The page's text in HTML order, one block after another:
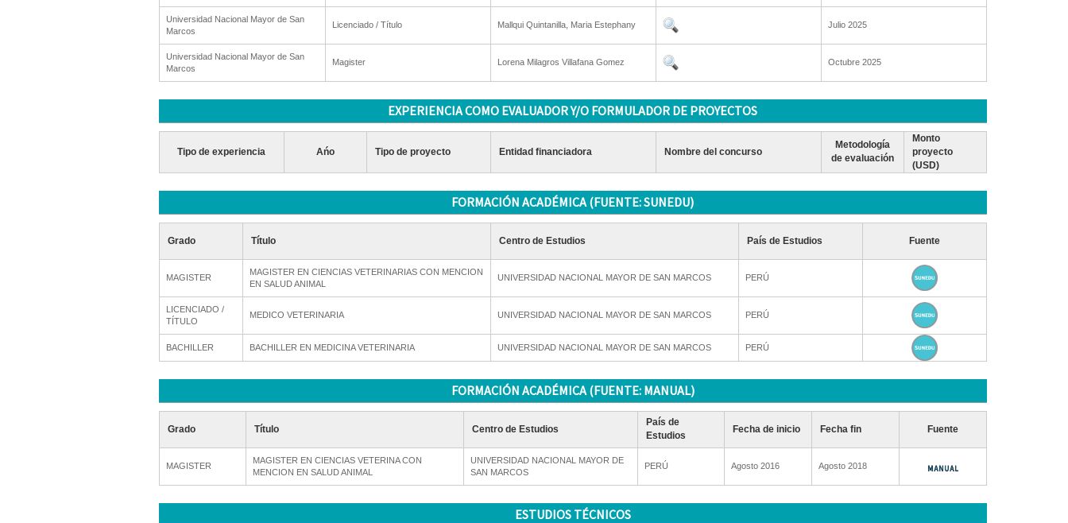
Universidad Nacional Mayor de San
Marcos
Licenciado / Título Mallqui Quintanilla, Maria Estephany Julio 2025
Universidad Nacional Mayor de San
Marcos
Magister Lorena Milagros Villafana Gomez Octubre 2025
EXPERIENCIA COMO EVALUADOR Y/O FORMULADOR DE PROYECTOS
Tipo de experiencia Ańo Tipo de proyecto Entidad financiadora Nombre del concurso
Metodología
de evaluación
Monto
proyecto
(USD)
FORMACIÓN ACADÉMICA (FUENTE: SUNEDU)
Grado Título Centro de Estudios País de Estudios Fuente
MAGISTER
MAGISTER EN CIENCIAS VETERINARIAS CON MENCION
EN SALUD ANIMAL
UNIVERSIDAD NACIONAL MAYOR DE SAN MARCOS PERÚ
LICENCIADO /
TÍTULO
MEDICO VETERINARIA UNIVERSIDAD NACIONAL MAYOR DE SAN MARCOS PERÚ
BACHILLER BACHILLER EN MEDICINA VETERINARIA UNIVERSIDAD NACIONAL MAYOR DE SAN MARCOS PERÚ
FORMACIÓN ACADÉMICA (FUENTE: MANUAL)
Grado Título Centro de Estudios
País de
Estudios
Fecha de inicio Fecha fin Fuente
MAGISTER
MAGISTER EN CIENCIAS VETERINA CON
MENCION EN SALUD ANIMAL
UNIVERSIDAD NACIONAL MAYOR DE
SAN MARCOS
PERÚ Agosto 2016 Agosto 2018
ESTUDIOS TÉCNICOS